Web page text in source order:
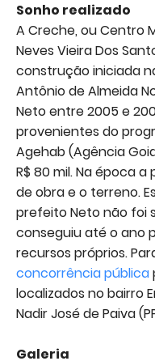
Sonho realizado
A Creche, ou Centro
Neves Vieira Dos
construção iniciada
Antônio de Almeida
Neto entre 2005 e
provenientes do
Agehab (Agência
R$ 80 mil. Na época
de obra e o terreno.
prefeito Neto não foi
conseguiu até o ano
recursos próprios.
concorrência pública
localizados no bairro
Nadir José de Paiva
Galeria